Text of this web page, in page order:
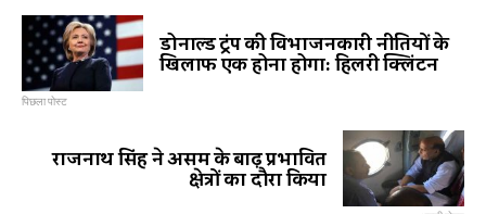
डोनाल्ड ट्रंप की विभाजनकारी नीतियों के
खिलाफ एक होना होगा: हिलरी क्लिंटन
पिछला पोस्ट
राजनाथ सिंह ने असम के बाढ़ प्रभावित
क्षेत्रों का दौरा किया